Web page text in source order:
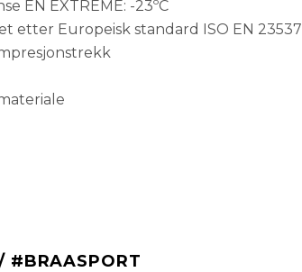
EN EXTREME: -23ºC
etter Europeisk standard ISO EN 23537
#BRAASPORT